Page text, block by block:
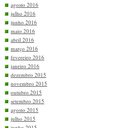
agosto 2016
julho 2016
junho 2016
maio 2016
abril 2016
março 2016
fevereiro 2016
janeiro 2016
dezembro 2015
novembro 2015
outubro 2015
setembro 2015
agosto 2015
julho 2015